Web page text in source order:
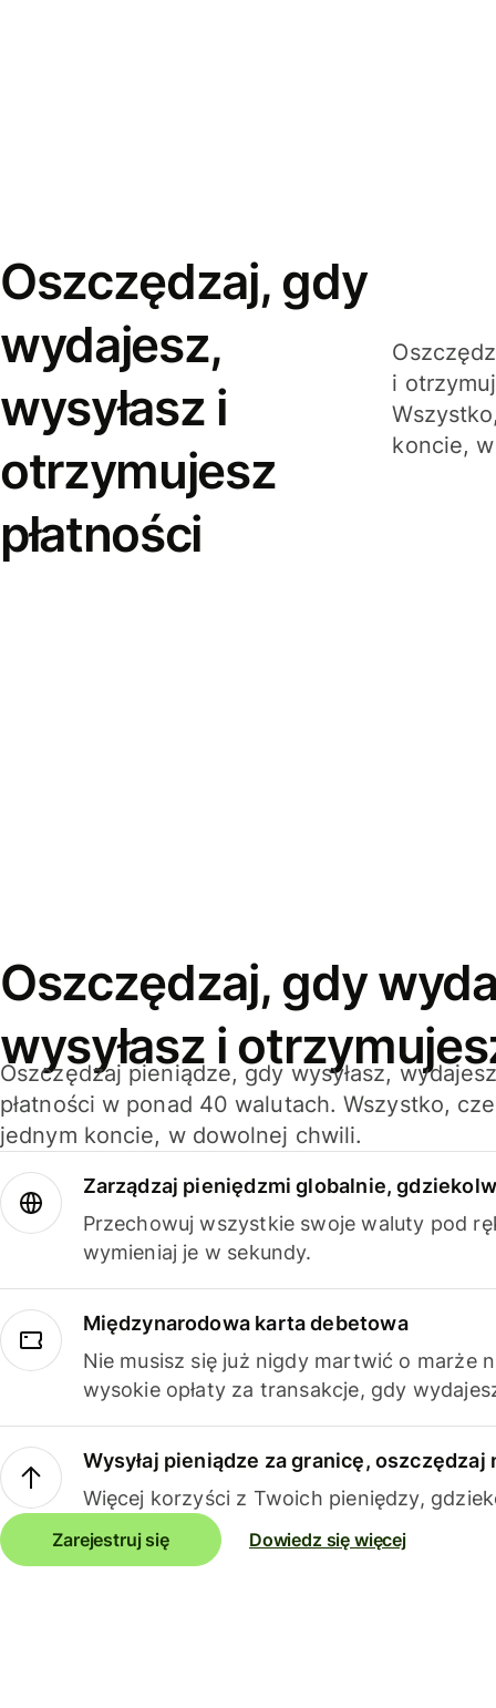
Oszczędzaj, gdy
wydajesz,
wysyłasz i
otrzymujesz
płatności
i
koncie,
Oszczędzaj, gdy
wysyłasz i
Oszczędzaj pieniądze, gdy wysyłasz,
płatności w ponad 40 walutach. Wszystko,
jednym koncie, w dowolnej chwili.
Zarządzaj pieniędzmi globalnie,
Przechowuj wszystkie swoje waluty pod
wymieniaj je w sekundy.
Międzynarodowa karta debetowa
Nie musisz się już nigdy martwić o marże
wysokie opłaty za transakcje, gdy
Wysyłaj pieniądze za granicę, oszczędzaj
Więcej korzyści z Twoich pieniędzy,
Zarejestruj się Dowiedz się więcej